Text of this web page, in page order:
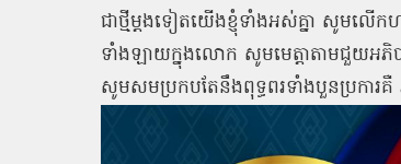
ជាថ្មីម្តងទៀតយើងខ្ញុំទាំងអស់គ្នា សូមលើ
ទាំងឡាយក្នុងលោក សូមមេត្តាតាមជួយអភិ
សូមសមប្រកបតែនឹងពុទ្ធពរទាំងបួនប្រការគឺ